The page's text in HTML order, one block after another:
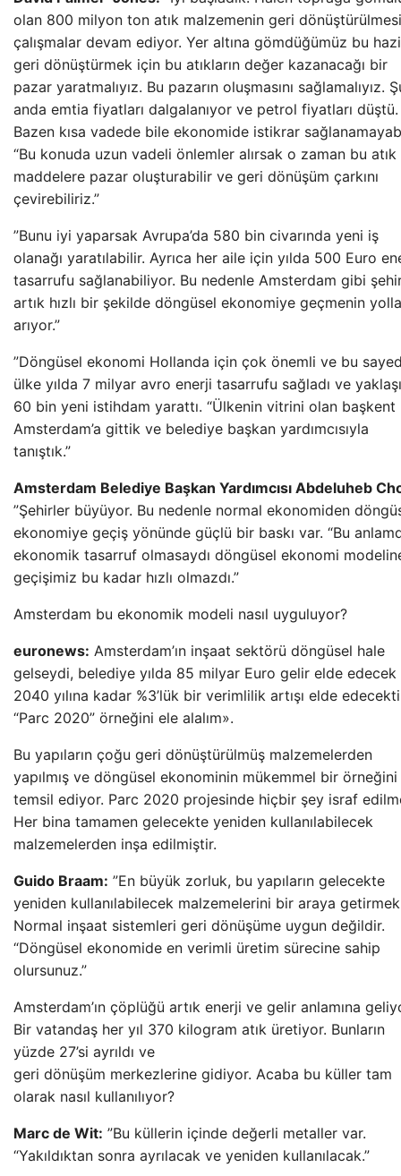
olan 800 milyon ton atık malzemenin geri
çalışmalar devam ediyor. Yer altına gömdüğümüz bu
geri dönüştürmek için bu atıkların değer kazanacağı bir
pazar yaratmalıyız. Bu pazarın oluşmasını sağlamalıyız.
anda emtia fiyatları dalgalanıyor ve petrol fiyatları düştü.
Bazen kısa vadede bile ekonomide istikrar
“Bu konuda uzun vadeli önlemler alırsak o zaman bu atık
maddelere pazar oluşturabilir ve geri dönüşüm çarkını
çevirebiliriz.”
”Bunu iyi yaparsak Avrupa’da 580 bin civarında yeni iş
olanağı yaratılabilir. Ayrıca her aile için yılda 500 Euro
tasarrufu sağlanabiliyor. Bu nedenle Amsterdam gibi
artık hızlı bir şekilde döngüsel ekonomiye geçmenin
arıyor.”
”Döngüsel ekonomi Hollanda için çok önemli ve bu
ülke yılda 7 milyar avro enerji tasarrufu sağladı ve
60 bin yeni istihdam yarattı. “Ülkenin vitrini olan başkent
Amsterdam’a gittik ve belediye başkan yardımcısıyla
tanıştık.”
Amsterdam Belediye Başkan Yardımcısı Abdeluheb
”Şehirler büyüyor. Bu nedenle normal ekonomiden
ekonomiye geçiş yönünde güçlü bir baskı var. “Bu
ekonomik tasarruf olmasaydı döngüsel ekonomi
geçişimiz bu kadar hızlı olmazdı.”
Amsterdam bu ekonomik modeli nasıl uyguluyor?
euronews: Amsterdam’ın inşaat sektörü döngüsel hale
gelseydi, belediye yılda 85 milyar Euro gelir elde edecek
2040 yılına kadar %3’lük bir verimlilik artışı elde
“Parc 2020” örneğini ele alalım».
Bu yapıların çoğu geri dönüştürülmüş malzemelerden
yapılmış ve döngüsel ekonominin mükemmel bir örneğini
temsil ediyor. Parc 2020 projesinde hiçbir şey israf
Her bina tamamen gelecekte yeniden kullanılabilecek
malzemelerden inşa edilmiştir.
Guido Braam: ”En büyük zorluk, bu yapıların gelecekte
yeniden kullanılabilecek malzemelerini bir araya
Normal inşaat sistemleri geri dönüşüme uygun değildir.
“Döngüsel ekonomide en verimli üretim sürecine sahip
olursunuz.”
Amsterdam’ın çöplüğü artık enerji ve gelir anlamına
Bir vatandaş her yıl 370 kilogram atık üretiyor. Bunların
yüzde 27’si ayrıldı ve
geri dönüşüm merkezlerine gidiyor. Acaba bu küller tam
olarak nasıl kullanılıyor?
Marc de Wit: ”Bu küllerin içinde değerli metaller var.
“Yakıldıktan sonra ayrılacak ve yeniden kullanılacak.”